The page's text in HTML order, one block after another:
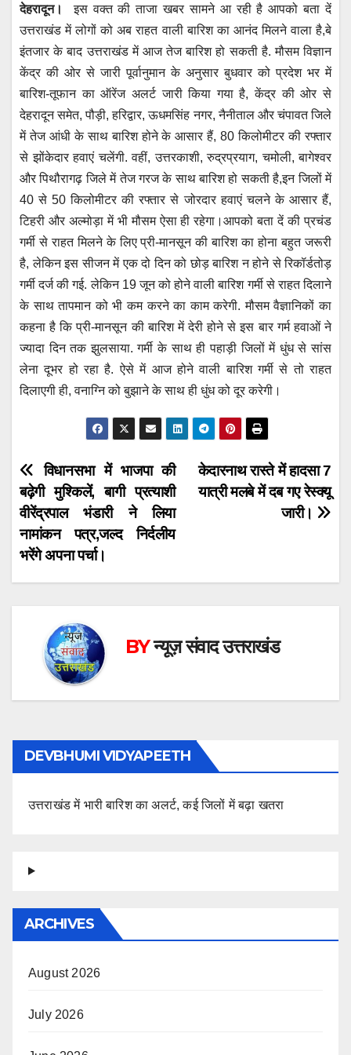
at
s
A
p
p
c
e
b
o
o
k
tt
er
ail ss
e
n
g
er
e
gr
a
m
देहरादून।
इस वक्त की ताजा खबर सामने आ रही है आपको बता दें
उत्तराखंड में लोगों को अब राहत वाली बारिश का आनंद मिलने वाला है,बे
इंतजार के बाद उत्तराखंड में आज तेज बारिश हो सकती है. मौसम विज्ञान
केंद्र की ओर से जारी पूर्वानुमान के अनुसार बुधवार को प्रदेश भर में
बारिश-तूफान का ऑरेंज अलर्ट जारी किया गया है, केंद्र की ओर से
देहरादून समेत, पौड़ी, हरिद्वार, ऊधमसिंह नगर, नैनीताल और चंपावत जिले
में तेज आंधी के साथ बारिश होने के आसार हैं, 80 किलोमीटर की रफ्तार
से झोंकेदार हवाएं चलेंगी. वहीं, उत्तरकाशी, रुद्रप्रयाग, चमोली, बागेश्वर
और पिथौरागढ़ जिले में तेज गरज के साथ बारिश हो सकती है,इन जिलों में
40 से 50 किलोमीटर की रफ्तार से जोरदार हवाएं चलने के आसार हैं,
टिहरी और अल्मोड़ा में भी मौसम ऐसा ही रहेगा।आपको बता दें की प्रचंड
गर्मी से राहत मिलने के लिए प्री-मानसून की बारिश का होना बहुत जरूरी
है, लेकिन इस सीजन में एक दो दिन को छोड़ बारिश न होने से रिकॉर्डतोड़
गर्मी दर्ज की गई. लेकिन 19 जून को होने वाली बारिश गर्मी से राहत दिलाने
के साथ तापमान को भी कम करने का काम करेगी. मौसम वैज्ञानिकों का
कहना है कि प्री-मानसून की बारिश में देरी होने से इस बार गर्म हवाओं ने
ज्यादा दिन तक झुलसाया. गर्मी के साथ ही पहाड़ी जिलों में धुंध से सांस
लेना दूभर हो रहा है. ऐसे में आज होने वाली बारिश गर्मी से तो राहत
दिलाएगी ही, वनाग्नि को बुझाने के साथ ही धुंध को दूर करेगी।
Post
navigation
केदारनाथ रास्ते में हादसा 7
यात्री मलबे में दब गए रेस्क्यू
जारी।
विधानसभा में भाजपा की
बढ़ेगी मुश्किलें, बागी प्रत्याशी
वीरेंद्रपाल भंडारी ने लिया
नामांकन पत्र,जल्द निर्दलीय
भरेंगे अपना पर्चा।
BYन्यूज़ संवाद उत्तराखंड
DEVBHUMI VIDYAPEETH
उत्तराखंड में भारी बारिश का अलर्ट, कई जिलों में बढ़ा खतरा
ARCHIVES
August 2026
July 2026